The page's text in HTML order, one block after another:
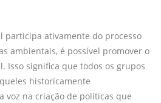
participa ativamente do processo
ambientais, é possível promover o
Isso significa que todos os grupos
historicamente
voz na criação de políticas que